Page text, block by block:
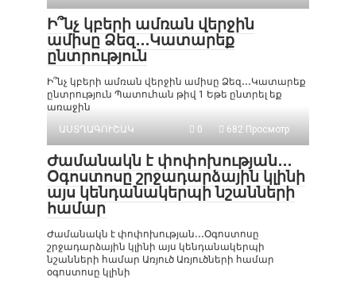
Ի՞նչ կբերի ամռան վերջին
ամիսը Ձեզ․․․Կատարեք
ընտրություն
Ի՞նչ կբերի ամռան վերջին ամիսը Ձեզ․․․Կատարեք
ընտրություն Պատուհան թիվ 1 Եթե ընտրել եք
առաջին
ԱՍՏՂԱԳՈՒՇԱԿ
0 682 Просмотр
Ժամանակն է փոփոխության․․․
Օգոստոսը շրջադարձային կլինի
այս կենդանակերպի նշանների
համար
Ժամանակն է փոփոխության․․․Օգոստոսը
շրջադարձային կլինի այս կենդանակերպի
նշանների համար Առյուծ Առյուծների համար
օգոստոսը կլինի